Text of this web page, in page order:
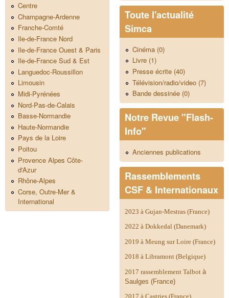
Centre
Champagne-Ardenne
Franche-Comté
Ile-de-France Nord
Ile-de-France Ouest & Paris
Ile-de-France Sud & Est
Languedoc-Roussillon
Limousin
Midi-Pyrénées
Nord-Pas-de-Calais
Basse-Normandie
Haute-Normandie
Pays de la Loire
Poitou
Provence Alpes Côte-
d'Azur
Rhône-Alpes
Corse, Outre-Mer &
International
Toute l'actualité
Simca
Cinéma (0)
Livre (1)
Presse écrite (40)
Télévision/radio/video (7)
Bande dessinée (0)
Notre Revue "Flash-
Info"
Anciennes publications
Rassemblements
CSF & Internationaux
2023 à Gujan-Mestras (France)
2022 à Dokkedal (Danemark)
2019 à Meung sur Loire (France)
2018 à Libramont (Belgique)
2017 rassemblement Talbot à
Saulges (France)
2017 à Castries (France)